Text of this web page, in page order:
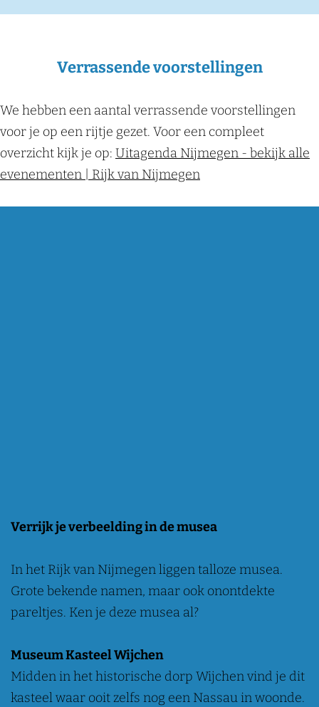
Verrassende voorstellingen
We hebben een aantal verrassende voorstellingen
voor je op een rijtje gezet. Voor een compleet
overzicht kijk je op: Uitagenda Nijmegen - bekijk alle
evenementen | Rijk van Nijmegen
Verrijk je verbeelding in de musea
In het Rijk van Nijmegen liggen talloze musea.
Grote bekende namen, maar ook onontdekte
pareltjes. Ken je deze musea al?
Museum Kasteel Wijchen
Midden in het historische dorp Wijchen vind je dit
kasteel waar ooit zelfs nog een Nassau in woonde.